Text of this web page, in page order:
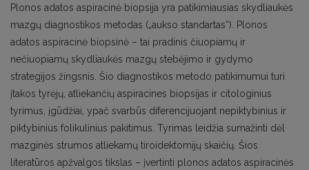
Plonos adatos aspiracinė biopsija yra patikimiausias skydliaukės
mazgų diagnostikos metodas („aukso standartas“). Plonos
adatos aspiracinė biopsinė – tai pradinis čiuopiamų ir
nečiuopiamų skydliaukės mazgų stebėjimo ir gydymo
strategijos žingsnis. Šio diagnostikos metodo patikimumui turi
įtakos tyrėjų, atliekančių aspiracines biopsijas ir citologinius
tyrimus, įgūdžiai, ypač svarbūs diferencijuojant nepiktybinius ir
piktybinius folikulinius pakitimus. Tyrimas leidžia sumažinti dėl
mazginės strumos atliekamų tiroidektomijų skaičių. Šios
literatūros apžvalgos tikslas – įvertinti plonos adatos aspiracinės